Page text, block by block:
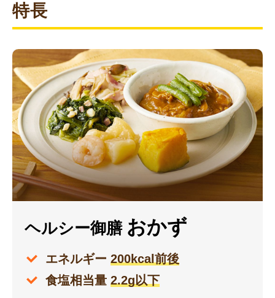
特長
ヘルシー御膳 おかず
エネルギー 200kcal前後
食塩相当量 2.2g以下